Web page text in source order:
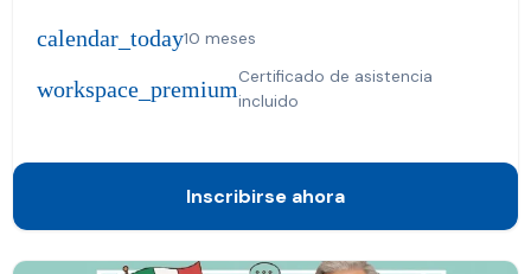
calendar_today10 meses
workspace_premiumCertificado de asistencia
incluido
Inscribirse ahora